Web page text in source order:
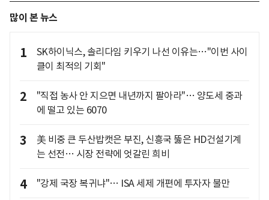
많이 본 뉴스
1
SK하이닉스, 솔리다임 키우기 나선 이유는…"이번 사이
클이 최적의 기회"
2
"직접 농사 안 지으면 내년까지 팔아라"… 양도세 중과
에 떨고 있는 6070
3
美 비중 큰 두산밥캣은 부진, 신흥국 뚫은 HD건설기계
는 선전… 시장 전략에 엇갈린 희비
4 "강제 국장 복귀냐"… ISA 세제 개편에 투자자 불만